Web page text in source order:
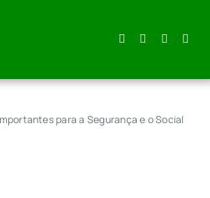
para a Segurança e o Social